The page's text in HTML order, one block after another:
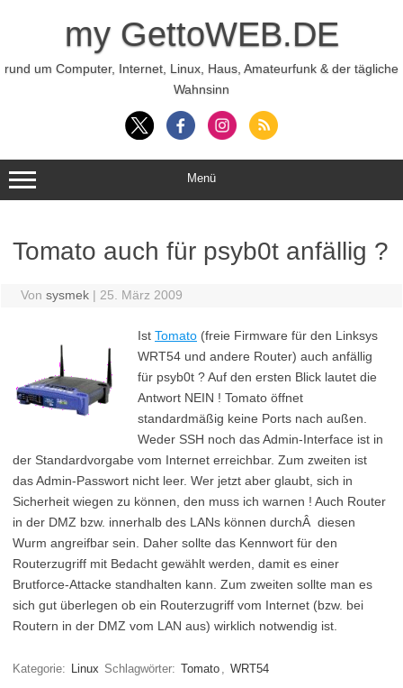
my GettoWEB.DE
rund um Computer, Internet, Linux, Haus, Amateurfunk & der tägliche
Wahnsinn
Menü
Tomato auch für psyb0t anfällig ?
Von sysmek | 25. März 2009
Ist Tomato (freie Firmware für den Linksys
WRT54 und andere Router) auch anfällig
für psyb0t ? Auf den ersten Blick lautet die
Antwort NEIN ! Tomato öffnet
standardmäßig keine Ports nach außen.
Weder SSH noch das Admin-Interface ist in
der Standardvorgabe vom Internet erreichbar. Zum zweiten ist
das Admin-Passwort nicht leer. Wer jetzt aber glaubt, sich in
Sicherheit wiegen zu können, den muss ich warnen ! Auch Router
in der DMZ bzw. innerhalb des LANs können durchÂ diesen
Wurm angreifbar sein. Daher sollte das Kennwort für den
Routerzugriff mit Bedacht gewählt werden, damit es einer
Brutforce-Attacke standhalten kann. Zum zweiten sollte man es
sich gut überlegen ob ein Routerzugriff vom Internet (bzw. bei
Routern in der DMZ vom LAN aus) wirklich notwendig ist.
Kategorie: Linux Schlagwörter: Tomato , WRT54